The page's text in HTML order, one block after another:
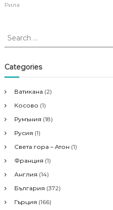
Рила
S
r
c
f
o
r
Categories
Ватикана (2)
Косово (1)
Румъния (18)
Русия (1)
Света гора – Атон (1)
Франция (1)
Англия (14)
България (372)
Гърция (166)